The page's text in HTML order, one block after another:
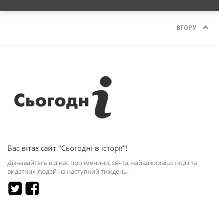
ВГОРУ
Вас вітає сайт "Сьогодні в історії"!
Дізнавайтесь від нас про іменини, свята, найважливіші події та
видатних людей на наступний тиждень.